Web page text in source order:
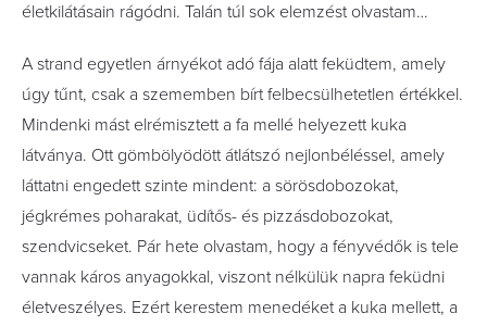
életkilátásain rágódni. Talán túl sok elemzést olvastam…
A strand egyetlen árnyékot adó fája alatt feküdtem, amely
úgy tűnt, csak a szememben bírt felbecsülhetetlen értékkel.
Mindenki mást elrémisztett a fa mellé helyezett kuka
látványa. Ott gömbölyödött átlátszó nejlonbéléssel, amely
láttatni engedett szinte mindent: a sörösdobozokat,
jégkrémes poharakat, üdítős- és pizzásdobozokat,
szendvicseket. Pár hete olvastam, hogy a fényvédők is tele
vannak káros anyagokkal, viszont nélkülük napra feküdni
életveszélyes. Ezért kerestem menedéket a kuka mellett, a